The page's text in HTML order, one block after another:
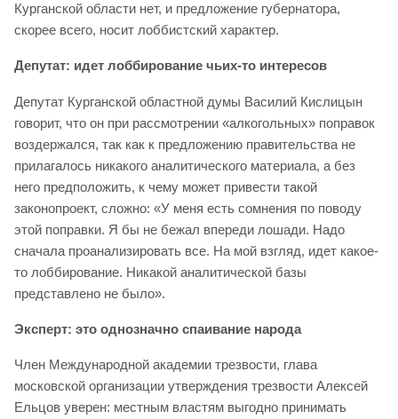
Курганской области нет, и предложение губернатора,
скорее всего, носит лоббистский характер.
Депутат: идет лоббирование чьих-то интересов
Депутат Курганской областной думы Василий Кислицын
говорит, что он при рассмотрении «алкогольных» поправок
воздержался, так как к предложению правительства не
прилагалось никакого аналитического материала, а без
него предположить, к чему может привести такой
законопроект, сложно: «У меня есть сомнения по поводу
этой поправки. Я бы не бежал впереди лошади. Надо
сначала проанализировать все. На мой взгляд, идет какое-
то лоббирование. Никакой аналитической базы
представлено не было».
Эксперт: это однозначно спаивание народа
Член Международной академии трезвости, глава
московской организации утверждения трезвости Алексей
Ельцов уверен: местным властям выгодно принимать